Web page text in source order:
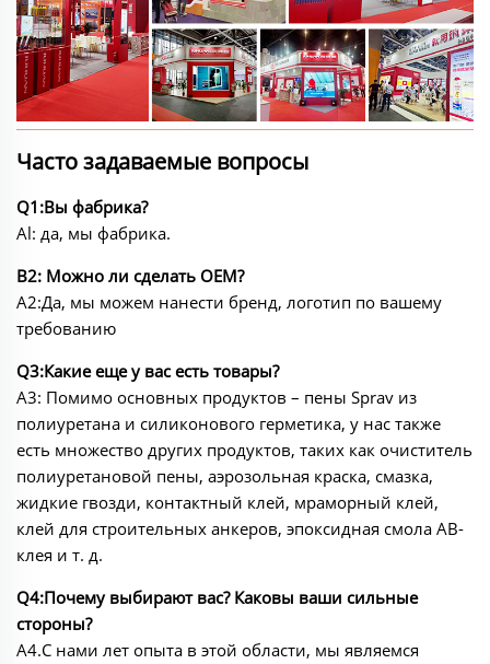
Часто задаваемые вопросы
Q1:Вы фабрика?
Al: да, мы фабрика.
В2: Можно ли сделать OEM?
A2:Да, мы можем нанести бренд, логотип по вашему
требованию
Q3:Какие еще у вас есть товары?
A3: Помимо основных продуктов – пены Sprav из
полиуретана и силиконового герметика, у нас также
есть множество других продуктов, таких как очиститель
полиуретановой пены, аэрозольная краска, смазка,
жидкие гвозди, контактный клей, мраморный клей,
клей для строительных анкеров, эпоксидная смола AB-
клея и т. д.
Q4:Почему выбирают вас? Каковы ваши сильные
стороны?
A4.С нами лет опыта в этой области, мы являемся